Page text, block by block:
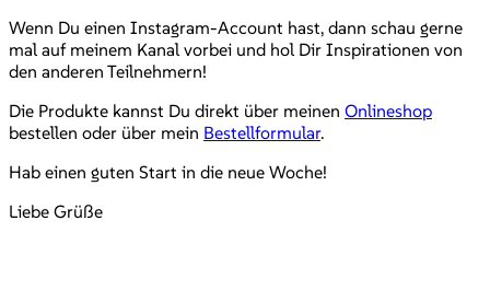
Wenn Du einen Instagram-Account hast, dann schau gerne
mal auf meinem Kanal vorbei und hol Dir Inspirationen von
den anderen Teilnehmern!
Die Produkte kannst Du direkt über meinen Onlineshop
bestellen oder über mein Bestellformular.
Hab einen guten Start in die neue Woche!
Liebe Grüße